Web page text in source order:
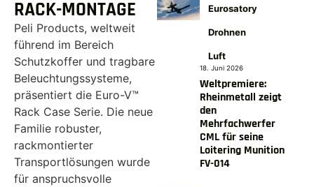
ACK-MONTAGE
Peli Products, weltweit
führend im Bereich
Schutzkoffer und tragbare
Beleuchtungssysteme,
präsentiert die Euro-V™
Rack Case Serie. Die neue
Familie robuster,
rackmontierter
Transportlösungen wurde
für anspruchsvolle
Eurosatory
Drohnen
Luft
18. Juni 2026
Weltpremiere:
Rheinmetall zeigt
den
Mehrfachwerfer
CML für seine
Loitering Munition
FV-014